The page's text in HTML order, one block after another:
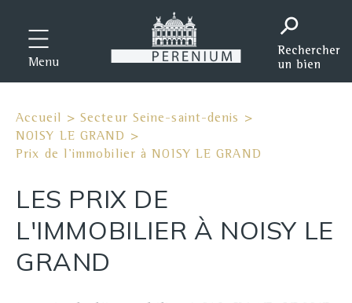
Menu
Accueil >Secteur Seine-saint-denis >
NOISY LE GRAND >
Prix de l'immobilier à NOISY LE GRAND
LES PRIX DE
L'IMMOBILIER À NOISY LE
GRAND